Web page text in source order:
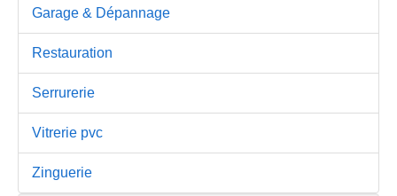
Garage & Dépannage
Restauration
Serrurerie
Vitrerie pvc
Zinguerie